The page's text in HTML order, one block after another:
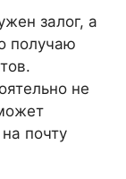
залог, а
получаю
не
почту